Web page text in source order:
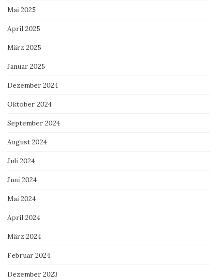
Mai 2025
April 2025
März 2025
Januar 2025
Dezember 2024
Oktober 2024
September 2024
August 2024
Juli 2024
Juni 2024
Mai 2024
April 2024
März 2024
Februar 2024
Dezember 2023